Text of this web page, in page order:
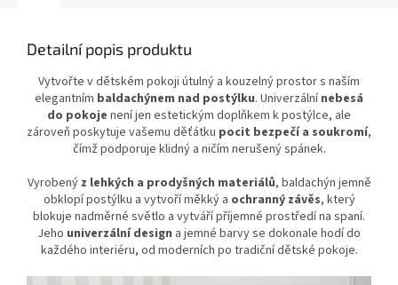
Detailní popis produktu
Vytvořte v dětském pokoji útulný a kouzelný prostor s naším
elegantním baldachýnem nad postýlku. Univerzálnínebesá
do pokoje není jen estetickým doplňkem k postýlce, ale
zároveň poskytuje vašemu děťátku pocit bezpečí a soukromí,
čímž podporuje klidný a ničím nerušený spánek.
Vyrobený z lehkých a prodyšných materiálů, baldachýn jemně
obklopí postýlku a vytvoří měkký a ochranný závěs, který
blokuje nadměrné světlo a vytváří příjemné prostředí na spaní.
Jeho univerzální design a jemné barvy se dokonale hodí do
každého interiéru, od moderních po tradiční dětské pokoje.